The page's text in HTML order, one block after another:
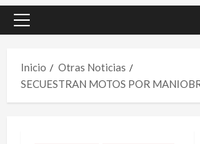
Menú
Inicio
Otras Noticias
SECUESTRAN MOTOS POR